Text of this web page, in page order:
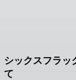
シックスフラッ
て